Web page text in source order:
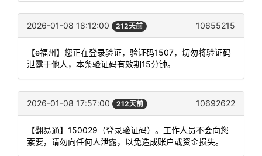
2026-01-08 18:12:00 212天前 10655215
【e福州】您正在登录验证，验证码1507，切勿将验证码
泄露于他人，本条验证码有效期15分钟。
2026-01-08 17:57:00 212天前 10692622
【翻易通】150029（登录验证码）。工作人员不会向您
索要，请勿向任何人泄露，以免造成账户或资金损失。